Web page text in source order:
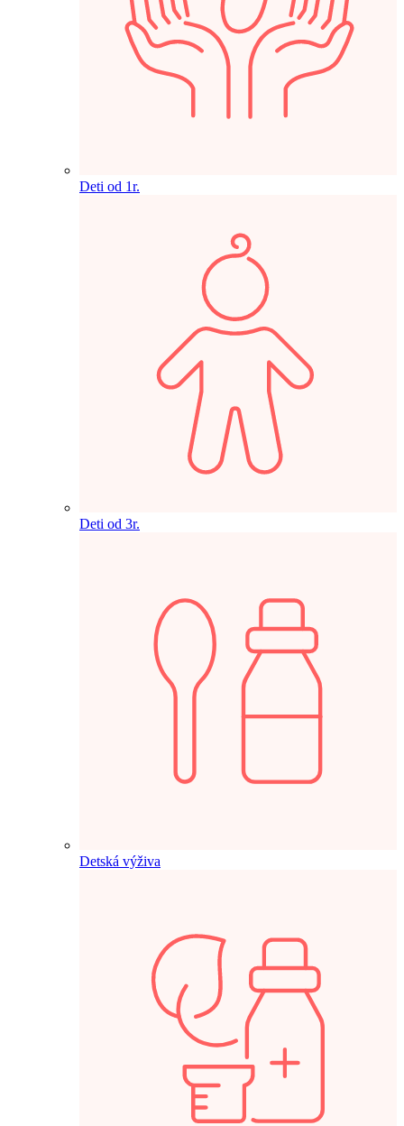
Deti od 1r.
Deti od 3r.
Detská výživa